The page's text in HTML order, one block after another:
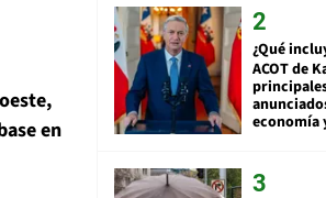
en
¿Qué
ACOT de
economía